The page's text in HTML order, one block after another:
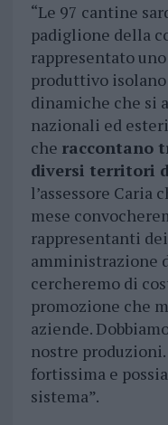
“Le 97 cantine
padiglione della
rappresentato
produttivo
dinamiche che si
nazionali ed
che raccontano
diversi territori
l’assessore Caria
mese
rappresentanti
amministrazione
cercheremo di
promozione che
aziende.
nostre
fortissima e
sistema”.